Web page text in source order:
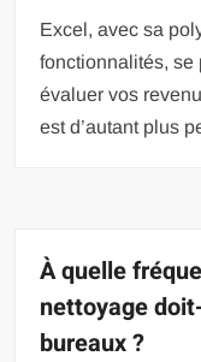
Excel, avec sa
fonctionnalités, se
évaluer vos
est d’autant plus
À quelle
nettoyage
bureaux ?